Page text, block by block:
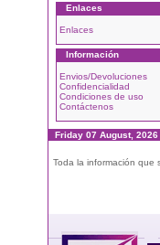
Enlaces
Enlaces
Información
Envios/Devoluciones
Confidencialidad
Condiciones de uso
Contáctenos
Friday 07 August, 2026
Toda la información que